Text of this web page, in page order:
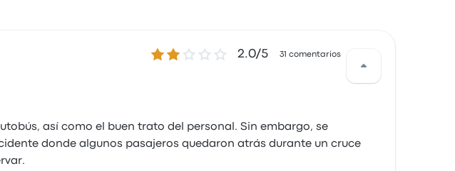
2.0 de 5 estrellas2.0/5 31 comentarios
así como el buen trato del personal. Sin embargo, se
donde algunos pasajeros quedaron atrás durante un cruce